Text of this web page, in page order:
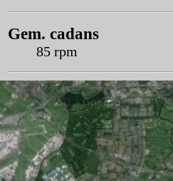
Gem. cadans
85 rpm